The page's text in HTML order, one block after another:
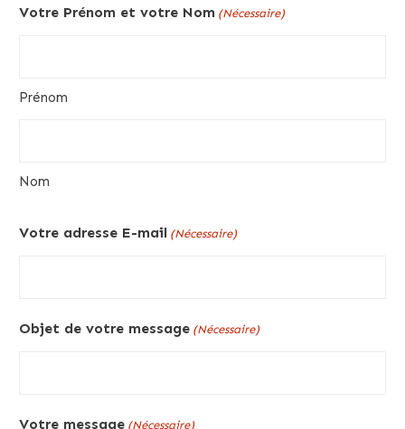
Votre Prénom et votre Nom (Nécessaire)
Prénom
Nom
Votre adresse E-mail (Nécessaire)
Objet de votre message (Nécessaire)
Votre message (Nécessaire)